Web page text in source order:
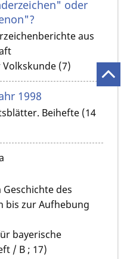
oder
aus
(7)
1998
Beihefte (14
des
bis zur Aufhebung
bayerische
/ B ; 17)